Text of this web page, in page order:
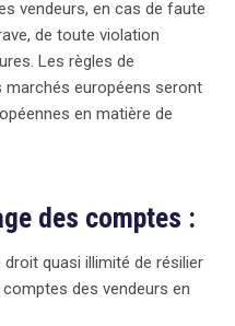
vendeurs, en cas de faute
de toute violation
Les règles de
marchés européens seront
en matière de
des comptes :
quasi illimité de résilier
des vendeurs en